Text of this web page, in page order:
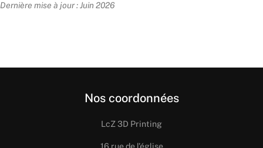
Dernière mise à jour : Juin 2026
Nos coordonnées
LcZ 3D Printing